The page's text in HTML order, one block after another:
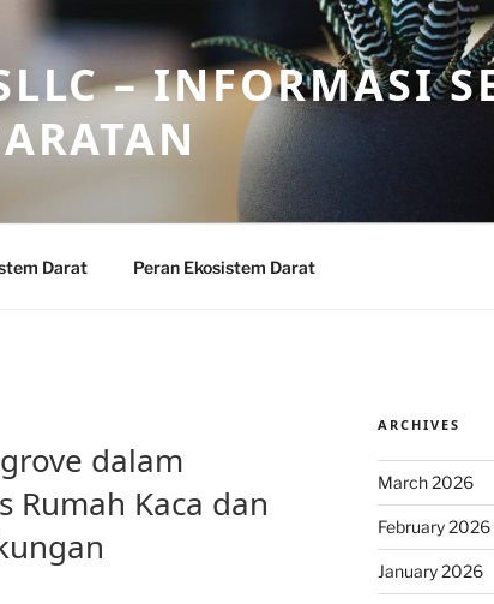
– INFORMASI
Darat Peran Ekosistem Darat
dalam
Rumah Kaca dan
ARCHIVES
March 2026
February 2026
January 2026